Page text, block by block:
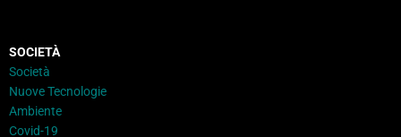
SOCIETÀ
Società
Nuove Tecnologie
Ambiente
Covid-19